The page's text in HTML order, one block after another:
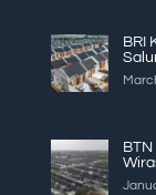
BRI